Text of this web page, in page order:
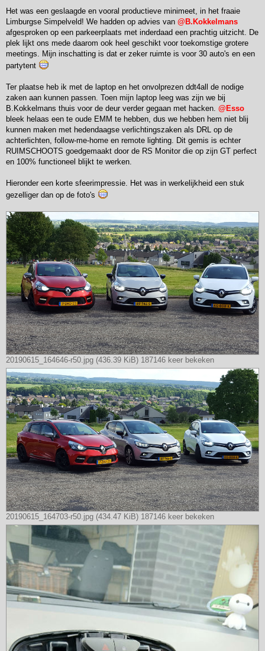
r
c
h
t
Het was een geslaagde en vooral productieve minimeet, in het fraaie
Limburgse Simpelveld! We hadden op advies van @B.Kokkelmans
afgesproken op een parkeerplaats met inderdaad een prachtig uitzicht. De
plek lijkt ons mede daarom ook heel geschikt voor toekomstige grotere
meetings. Mijn inschatting is dat er zeker ruimte is voor 30 auto's en een
partytent
Ter plaatse heb ik met de laptop en het onvolprezen ddt4all de nodige
zaken aan kunnen passen. Toen mijn laptop leeg was zijn we bij
B.Kokkelmans thuis voor de deur verder gegaan met hacken. @Esso
bleek helaas een te oude EMM te hebben, dus we hebben hem niet blij
kunnen maken met hedendaagse verlichtingszaken als DRL op de
achterlichten, follow-me-home en remote lighting. Dit gemis is echter
RUIMSCHOOTS goedgemaakt door de RS Monitor die op zijn GT perfect
en 100% functioneel blijkt te werken.
Hieronder een korte sfeerimpressie. Het was in werkelijkheid een stuk
gezelliger dan op de foto's
20190615_164646-r50.jpg (436.39 KiB) 187146 keer bekeken
20190615_164703-r50.jpg (434.47 KiB) 187146 keer bekeken